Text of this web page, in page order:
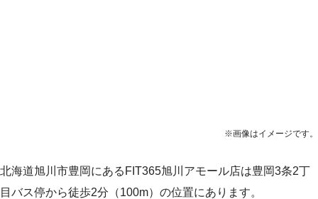
※画像はイメージです。
北海道旭川市豊岡にあるFIT365旭川アモール店は豊岡3条2丁
目バス停から徒歩2分（100m）の位置にあります。